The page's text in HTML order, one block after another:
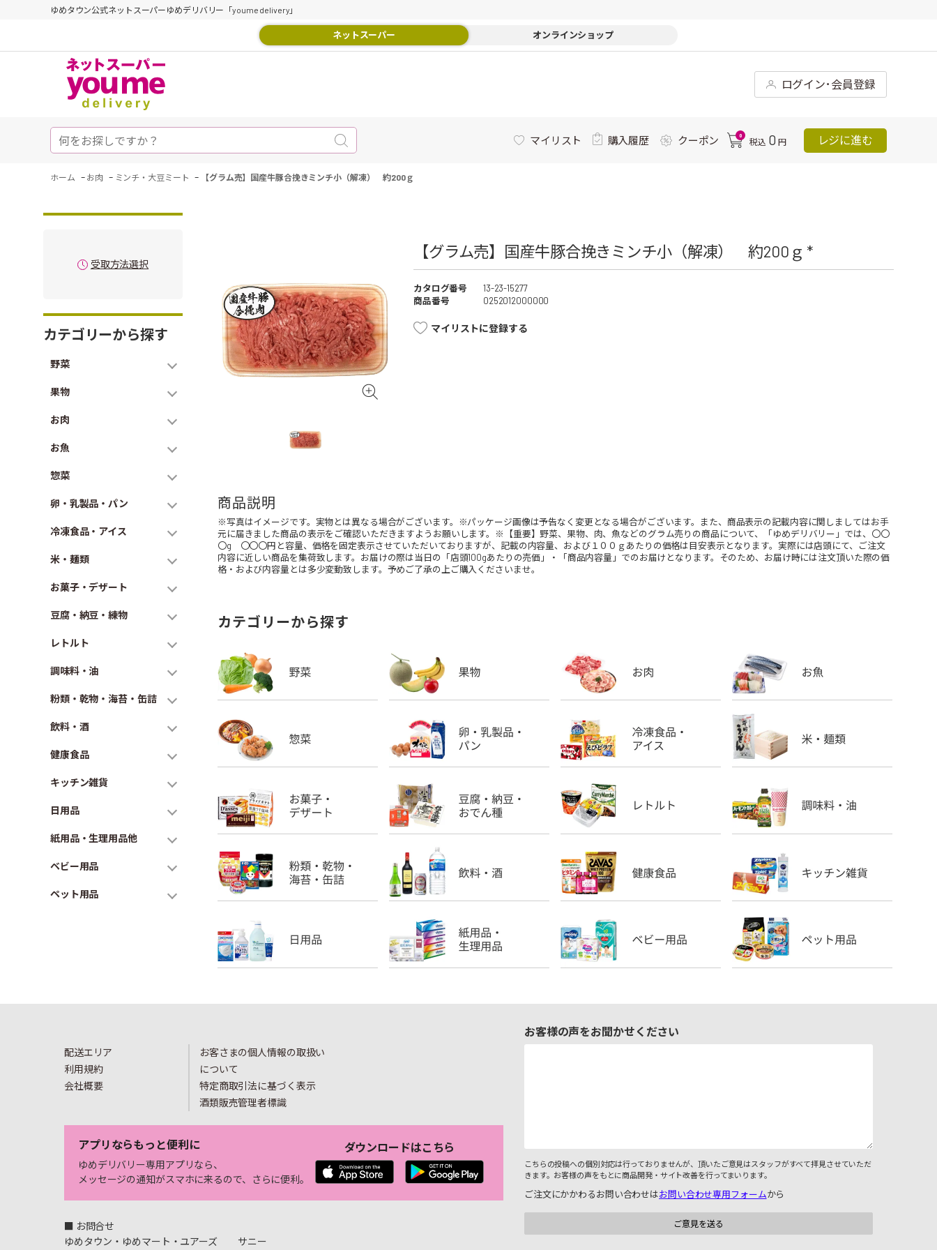
ゆめタウン公式ネットスーパーゆめデリバリー「youme delivery」
ネットスーパー オンラインショップ
ログイン･会員登録
マイリスト 購入履歴 クーポン 0
税込 0 円 レジに進む
ホーム - お肉 - ミンチ・大豆ミート - 【グラム売】国産牛豚合挽きミンチ小（解凍） 約200ｇ
受取方法選択
カテゴリーから探す
野菜
果物
お肉
お魚
惣菜
卵・乳製品・パン
冷凍食品・アイス
米・麺類
お菓子・デザート
豆腐・納豆・練物
レトルト
調味料・油
粉類・乾物・海苔・缶詰
飲料・酒
健康食品
キッチン雑貨
日用品
紙用品・生理用品他
ベビー用品
ペット用品
【グラム売】国産牛豚合挽きミンチ小（解凍） 約200ｇ *
カタログ番号
13-23-15277
商品番号
0252012000000
マイリストに登録する
商品説明
※写真はイメージです。実物とは異なる場合がございます。※パッケージ画像は予告なく変更となる場合がございます。また、商品表示の記載内容に関しましてはお手
元に届きました商品の表示をご確認いただきますようお願いします。※【重要】野菜、果物、肉、魚などのグラム売りの商品について、「ゆめデリバリー」では、〇〇
〇g 〇〇〇円と容量、価格を固定表示させていただいておりますが、記載の内容量、および１００ｇあたりの価格は目安表示となります。実際には店頭にて、ご注文
内容に近しい商品を集荷致します。お届けの際は当日の「店頭100gあたりの売価」・「商品内容量」でのお届けとなります。そのため、お届け時には注文頂いた際の価
格・および内容量とは多少変動致します。予めご了承の上ご購入くださいませ。
カテゴリーから探す
配送エリア
利用規約
会社概要
お客さまの個人情報の取扱い
について
特定商取引法に基づく表示
酒類販売管理者標識
アプリならもっと便利に
ゆめデリバリー専用アプリなら、
メッセージの通知がスマホに来るので、さらに便利。
ダウンロードはこちら
■ お問合せ
ゆめタウン・ゆめマート・ユアーズ
サニー
お客様の声をお聞かせください
こちらの投稿への個別対応は行っておりませんが、頂いたご意見はスタッフがすべて拝見させていただ
きます。お客様の声をもとに商品開発・サイト改善を行ってまいります。
ご注文にかかわるお問い合わせはお問い合わせ専用フォームから